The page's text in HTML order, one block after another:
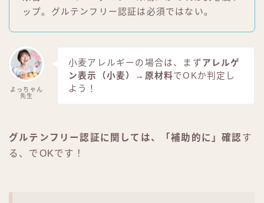
ップ。グルテンフリー認証は必須ではない。
よっちゃん
先生
小麦アレルギーの場合は、まずアレルゲ
ン表示（小麦）→原材料でOKか判定し
よう！
グルテンフリー認証に関しては、「補助的に」確認 す
る、でOKです！